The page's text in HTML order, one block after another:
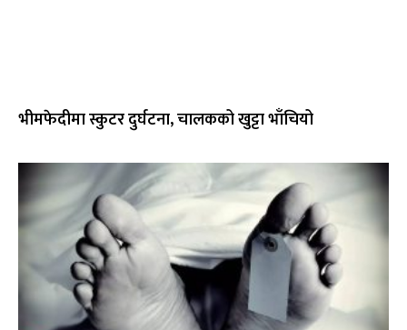
भीमफेदीमा स्कुटर दुर्घटना, चालकको खुट्टा भाँचियो